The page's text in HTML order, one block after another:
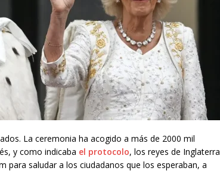
La ceremonia ha acogido a más de 2000 mil
y como indicaba el protocolo, los reyes de Inglaterra
para saludar a los ciudadanos que los esperaban, a